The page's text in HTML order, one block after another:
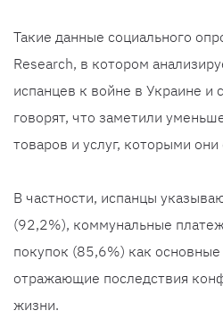
Такие данные социального
Research, в котором
испанцев к войне в Украине и
говорят, что заметили
товаров и услуг, которыми
В частности, испанцы
(92,2%), коммунальные
покупок (85,6%) как основные
отражающие последствия
жизни.